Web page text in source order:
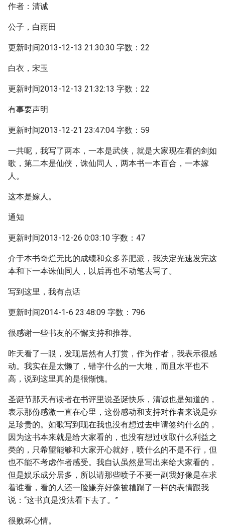
作者：清诚
公子，白雨田
更新时间2013-12-13 21:30:30 字数：22
白衣，宋玉
更新时间2013-12-13 21:32:13 字数：22
有事要声明
更新时间2013-12-21 23:47:04 字数：59
一共呢，我写了两本，一本是武侠，就是大家现在看的剑如
歌，第二本是仙侠，诛仙同人，两本书一本百合，一本嫁
人。
这本是嫁人。
通知
更新时间2013-12-26 0:03:10 字数：47
介于本书奇烂无比的成绩和众多养肥派，我决定光速发完这
本和下一本诛仙同人，以后再也不动笔去写了。
写到这里，我有点话
更新时间2014-1-6 23:48:09 字数：796
很感谢一些书友的不懈支持和推荐。
昨天看了一眼，发现居然有人打赏，作为作者，我表示很感
动。我实在是太懒了，错字什么的一大堆，而且水平也不
高，说到这里真的是很惭愧。
圣诞节那天有读者在书评里说圣诞快乐，清诚也是知道的，
表示那份感激一直在心里，这份感动和支持对作者来说是弥
足珍贵的。如歌写到现在我也没有想过去申请签约什么的，
因为这书本来就是给大家看的，也没有想过收取什么利益之
类的，只希望能够和大家开心就好，喷什么的不是不行，但
也不能不考虑作者感受。我自认虽然是写出来给大家看的，
但是娱乐成分居多，所以请那些喷子不要一副我好像是在求
着谁看，看的人还一脸嫌弃好像被糟蹋了一样的表情跟我
说：“这书真是没法看下去了。”
很败坏心情。